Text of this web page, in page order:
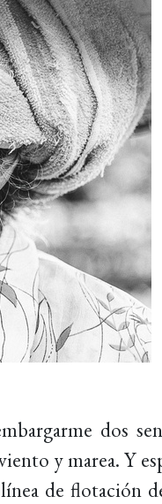
dos
y marea. Y
de flotación